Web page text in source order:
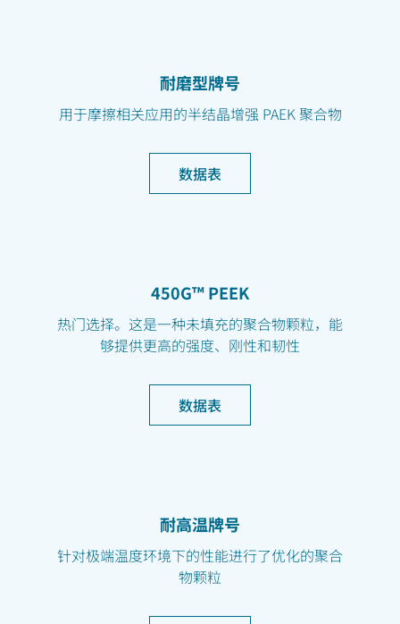
耐磨型牌号
用于摩擦相关应用的半结晶增强 PAEK 聚合物
数据表
450G™ PEEK
热门选择。这是一种未填充的聚合物颗粒，能
够提供更高的强度、刚性和韧性
数据表
耐高温牌号
针对极端温度环境下的性能进行了优化的聚合
物颗粒